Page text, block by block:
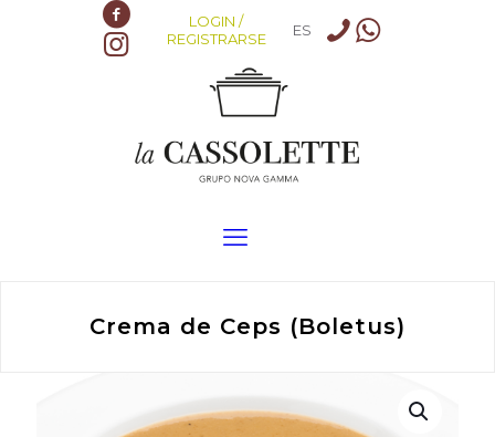
LOGIN /
REGISTRARSE
ES
Crema de Ceps (Boletus)